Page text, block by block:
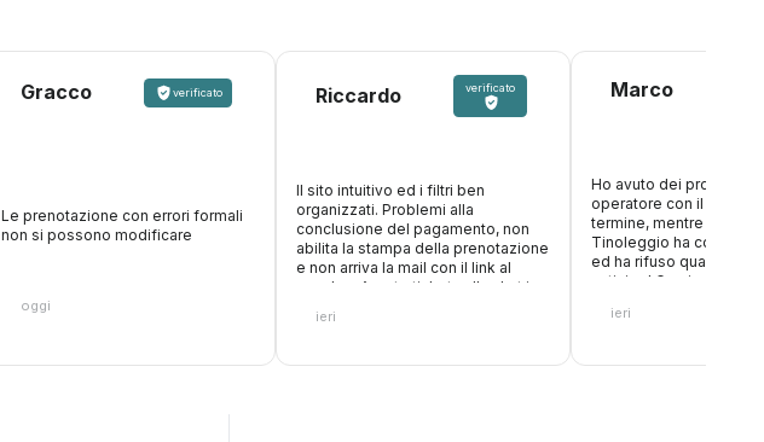
Gracco verificato
Le prenotazione con errori formali
non si possono modificare
oggi
Riccardo verificato
Il sito intuitivo ed i filtri ben
organizzati. Problemi alla
conclusione del pagamento, non
abilita la stampa della prenotazione
e non arriva la mail con il link al
voucher. Aperto ticket sulla chat in
ieri
Marco
Ho avuto dei problemi
operatore con il
termine, mentre ero in
Tinoleggio ha
ed ha rifuso quanto
anticipo! Grazie ancora
ieri